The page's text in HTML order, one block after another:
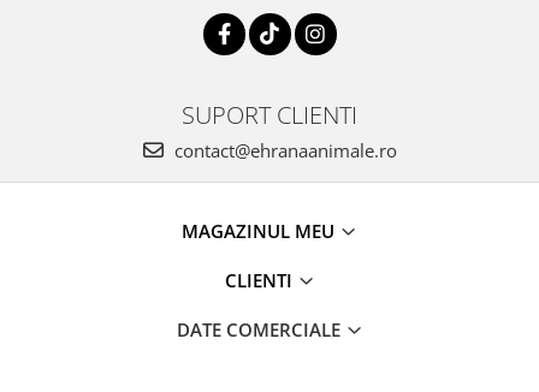
SUPORT CLIENTI
contact@ehranaanimale.ro
MAGAZINUL MEU
CLIENTI
DATE COMERCIALE